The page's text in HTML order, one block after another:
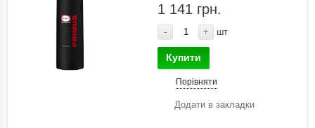
1 141 грн.
- + шт
Купити
Порівняти
Додати в закладки